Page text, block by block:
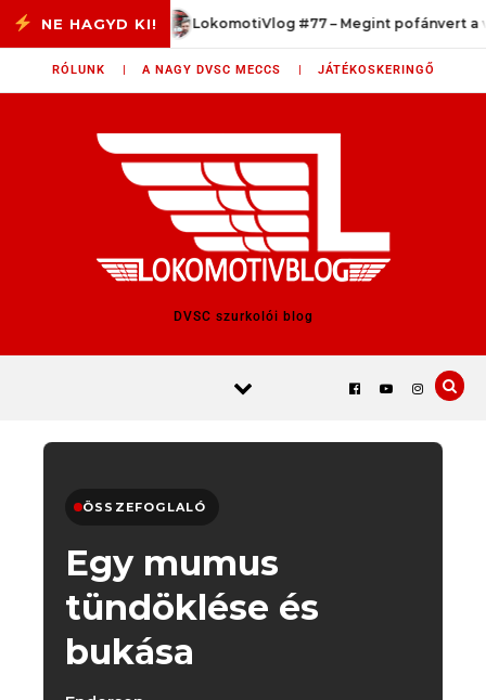
Skip to content
33 LokomotiVlog #77 – Megint pofánvert a valóság
RÓLUNK | A NAGY DVSC MECCS | JÁTÉKOSKERINGŐ
DVSC szurkolói blog
ÖSSZEFOGLALÓ
Egy mumus
tündöklése és
bukása